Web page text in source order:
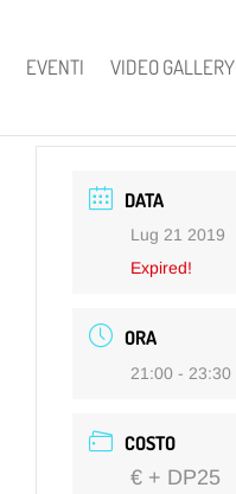
EVENTI VIDEO GALLERY
DATA
Lug 21 2019
Expired!
ORA
21:00 - 23:30
COSTO
€ + DP25